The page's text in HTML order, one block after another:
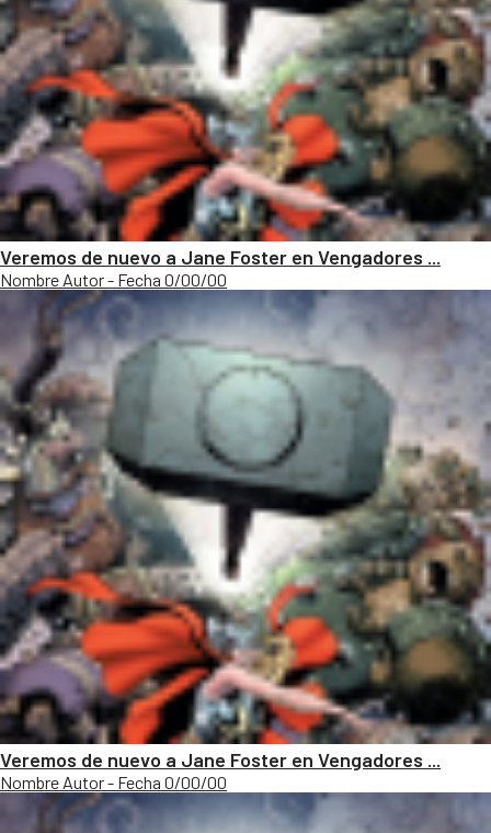
Veremos de nuevo a Jane Foster en Vengadores ...
Nombre Autor - Fecha 0/00/00
Veremos de nuevo a Jane Foster en Vengadores ...
Nombre Autor - Fecha 0/00/00